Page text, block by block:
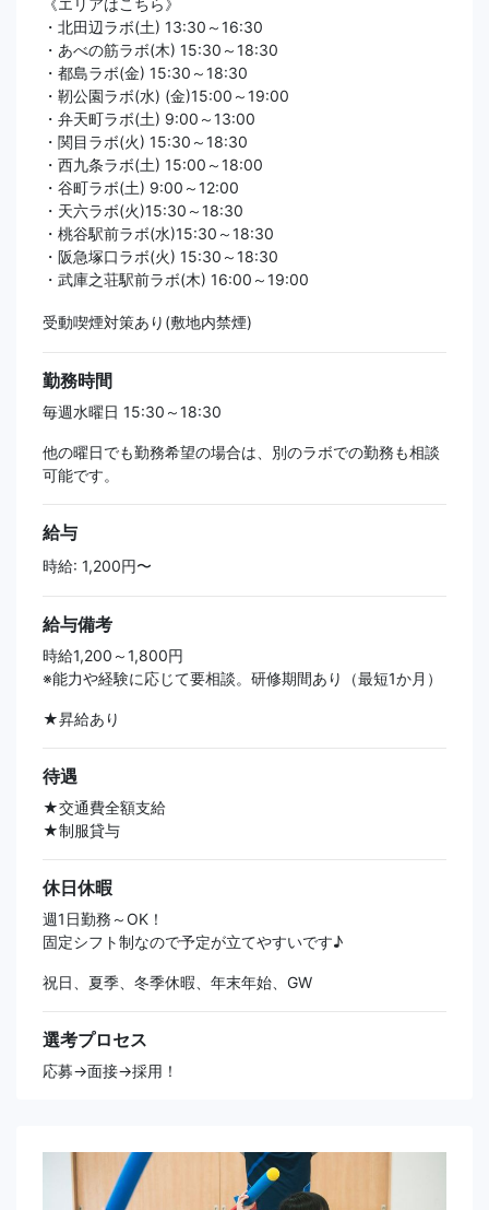
《エリアはこちら》
・北田辺ラボ(土) 13:30～16:30
・あべの筋ラボ(木) 15:30～18:30
・都島ラボ(金) 15:30～18:30
・靭公園ラボ(水) (金)15:00～19:00
・弁天町ラボ(土) 9:00～13:00
・関目ラボ(火) 15:30～18:30
・西九条ラボ(土) 15:00～18:00
・谷町ラボ(土) 9:00～12:00
・天六ラボ(火)15:30～18:30
・桃谷駅前ラボ(水)15:30～18:30
・阪急塚口ラボ(火) 15:30～18:30
・武庫之荘駅前ラボ(木) 16:00～19:00
受動喫煙対策あり(敷地内禁煙)
勤務時間
毎週水曜日 15:30～18:30
他の曜日でも勤務希望の場合は、別のラボでの勤務も相談
可能です。
給与
時給: 1,200円〜
給与備考
時給1,200～1,800円
※能力や経験に応じて要相談。研修期間あり（最短1か月）
★昇給あり
待遇
★交通費全額支給
★制服貸与
休日休暇
週1日勤務～OK！
固定シフト制なので予定が立てやすいです♪
祝日、夏季、冬季休暇、年末年始、GW
選考プロセス
応募→面接→採用！